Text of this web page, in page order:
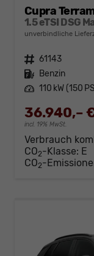
Cupra
unverbindliche
Fahrzeugnr. 61143
Kraftstoff Benzin
Leistung 110 kW (150
36.940,–
incl. 19% MwSt.
Verbrauch
CO2-Klasse: E
CO2-